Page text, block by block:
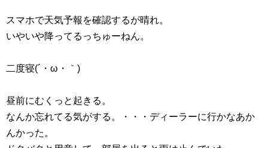
スマホで天気予報を確認するが晴れ。
いやいや降ってるっちゅーねん。
二度寝(´・ω・｀)
昼前にむくっと起きる。
なんか忘れてる気がする。・・・ディーラーに行かなあか
んかった。